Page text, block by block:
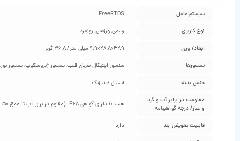
سیستم عامل FreeRTOS
نوع کاربری رسمی, ورزشی, روزمره
ابعاد/ وزن 42.9×28.8×9.9 میلی متر/ 36.8 گرم
سنسورها سنسور اپتیکال ضربان قلب, سنسور ژیروسکوپ, سنسور
جنس بدنه استیل ضد زنگ
مقاومت در برابر آب و گرد
و غبار/ درجه گواهینامه
هست/ دارای گواهی IP68 (مقاوم در برابر آب تا عمق 50 متری)
قابلیت تعویض بند دارد